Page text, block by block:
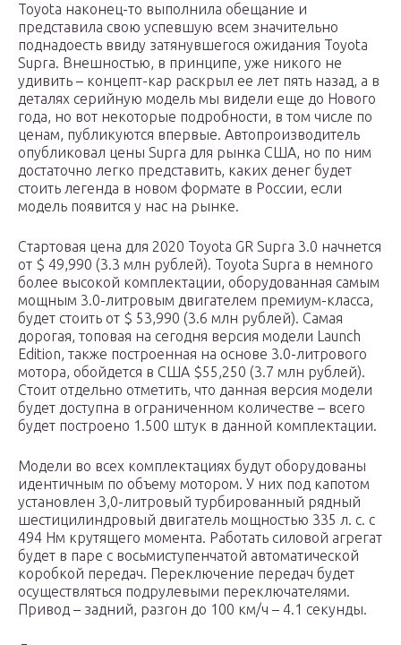
Toyota наконец-то выполнила обещание и
представила свою успевшую всем значительно
поднадоесть ввиду затянувшегося ожидания Toyota
Supra. Внешностью, в принципе, уже никого не
удивить – концепт-кар раскрыл ее лет пять назад, а в
деталях серийную модель мы видели еще до Нового
года, но вот некоторые подробности, в том числе по
ценам, публикуются впервые. Автопроизводитель
опубликовал цены Supra для рынка США, но по ним
достаточно легко представить, каких денег будет
стоить легенда в новом формате в России, если
модель появится у нас на рынке.
Стартовая цена для 2020 Toyota GR Supra 3.0 начнется
от $ 49,990 (3.3 млн рублей). Toyota Supra в немного
более высокой комплектации, оборудованная самым
мощным 3.0-литровым двигателем премиум-класса,
будет стоить от $ 53,990 (3.6 млн рублей). Самая
дорогая, топовая на сегодня версия модели Launch
Edition, также построенная на основе 3.0-литрового
мотора, обойдется в США $55,250 (3.7 млн рублей).
Стоит отдельно отметить, что данная версия модели
будет доступна в ограниченном количестве – всего
будет построено 1.500 штук в данной комплектации.
Модели во всех комплектациях будут оборудованы
идентичным по объему мотором. У них под капотом
установлен 3,0-литровый турбированный рядный
шестицилиндровый двигатель мощностью 335 л. с. с
494 Нм крутящего момента. Работать силовой агрегат
будет в паре с восьмиступенчатой автоматической
коробкой передач. Переключение передач будет
осуществляться подрулевыми переключателями.
Привод – задний, разгон до 100 км/ч – 4.1 секунды.